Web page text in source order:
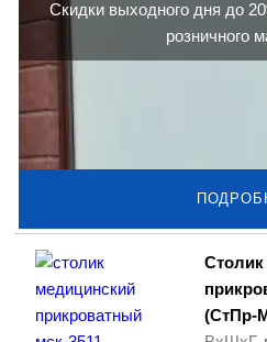
Скидки выходного дня до
розничного
(СтПр-